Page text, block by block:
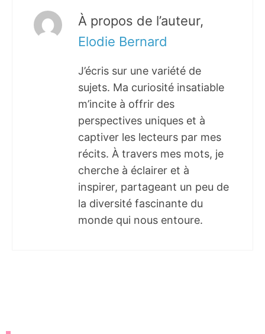
À propos de l’auteur,
Elodie Bernard
J’écris sur une variété de
sujets. Ma curiosité insatiable
m’incite à offrir des
perspectives uniques et à
captiver les lecteurs par mes
récits. À travers mes mots, je
cherche à éclairer et à
inspirer, partageant un peu de
la diversité fascinante du
monde qui nous entoure.